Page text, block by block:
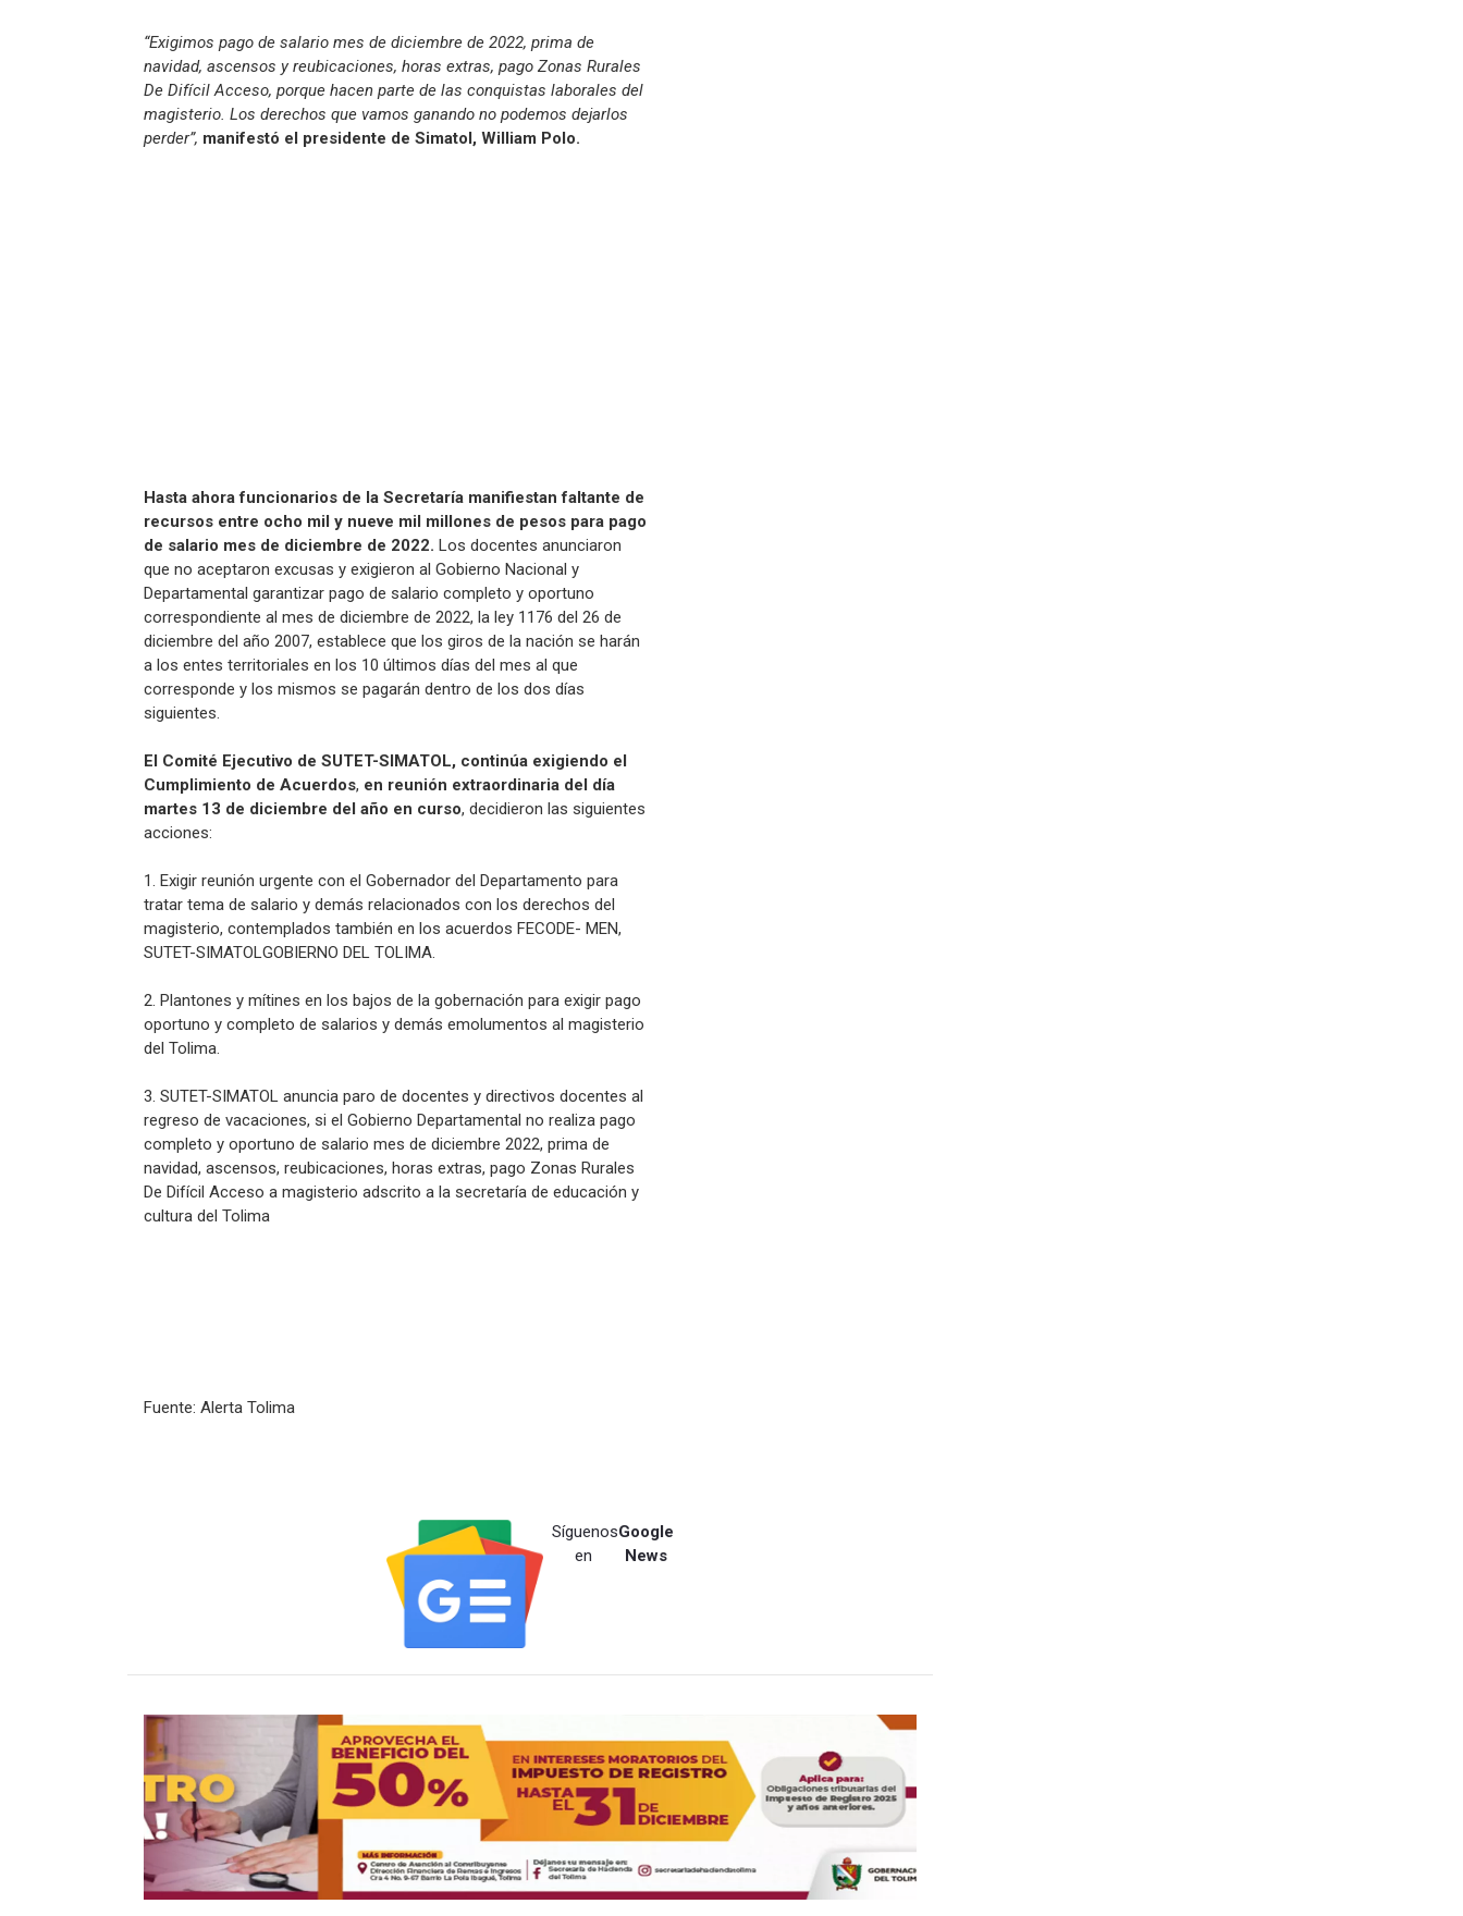
“Exigimos pago de salario mes de diciembre de 2022, prima de
navidad, ascensos y reubicaciones, horas extras, pago Zonas Rurales
De Difícil Acceso, porque hacen parte de las conquistas laborales del
magisterio. Los derechos que vamos ganando no podemos dejarlos
perder”, manifestó el presidente de Simatol, William Polo.
Hasta ahora funcionarios de la Secretaría manifiestan faltante de
recursos entre ocho mil y nueve mil millones de pesos para pago
de salario mes de diciembre de 2022. Los docentes anunciaron
que no aceptaron excusas y exigieron al Gobierno Nacional y
Departamental garantizar pago de salario completo y oportuno
correspondiente al mes de diciembre de 2022, la ley 1176 del 26 de
diciembre del año 2007, establece que los giros de la nación se harán
a los entes territoriales en los 10 últimos días del mes al que
corresponde y los mismos se pagarán dentro de los dos días
siguientes.
El Comité Ejecutivo de SUTET-SIMATOL, continúa exigiendo el
Cumplimiento de Acuerdos, en reunión extraordinaria del día
martes 13 de diciembre del año en curso, decidieron las siguientes
acciones:
1. Exigir reunión urgente con el Gobernador del Departamento para
tratar tema de salario y demás relacionados con los derechos del
magisterio, contemplados también en los acuerdos FECODE- MEN,
SUTET-SIMATOLGOBIERNO DEL TOLIMA.
2. Plantones y mítines en los bajos de la gobernación para exigir pago
oportuno y completo de salarios y demás emolumentos al magisterio
del Tolima.
3. SUTET-SIMATOL anuncia paro de docentes y directivos docentes al
regreso de vacaciones, si el Gobierno Departamental no realiza pago
completo y oportuno de salario mes de diciembre 2022, prima de
navidad, ascensos, reubicaciones, horas extras, pago Zonas Rurales
De Difícil Acceso a magisterio adscrito a la secretaría de educación y
cultura del Tolima
Fuente: Alerta Tolima
Síguenos
en
Google
News